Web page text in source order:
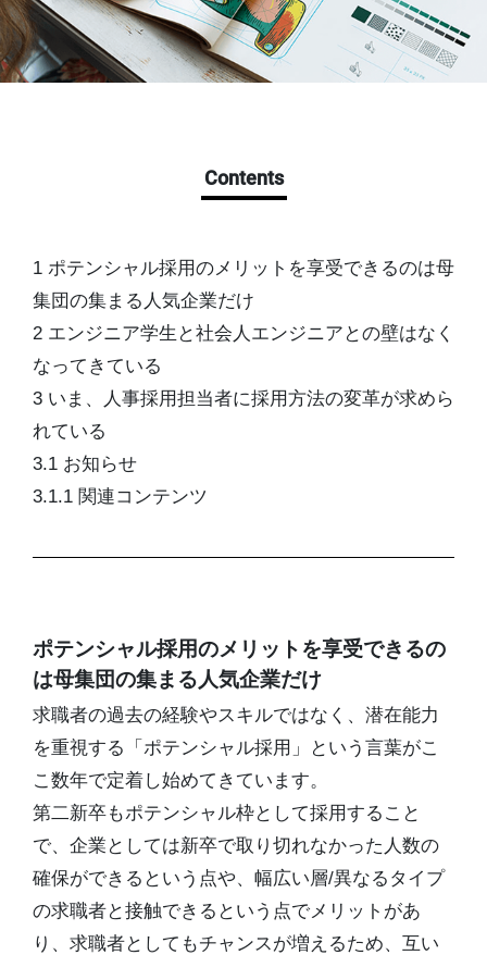
Contents
1 ポテンシャル採用のメリットを享受できるのは母
集団の集まる人気企業だけ
2 エンジニア学生と社会人エンジニアとの壁はなく
なってきている
3 いま、人事採用担当者に採用方法の変革が求めら
れている
3.1 お知らせ
3.1.1 関連コンテンツ
ポテンシャル採用のメリットを享受できるの
は母集団の集まる人気企業だけ
求職者の過去の経験やスキルではなく、潜在能力
を重視する「ポテンシャル採用」という言葉がこ
こ数年で定着し始めてきています。
第二新卒もポテンシャル枠として採用すること
で、企業としては新卒で取り切れなかった人数の
確保ができるという点や、幅広い層/異なるタイプ
の求職者と接触できるという点でメリットがあ
り、求職者としてもチャンスが増えるため、互い